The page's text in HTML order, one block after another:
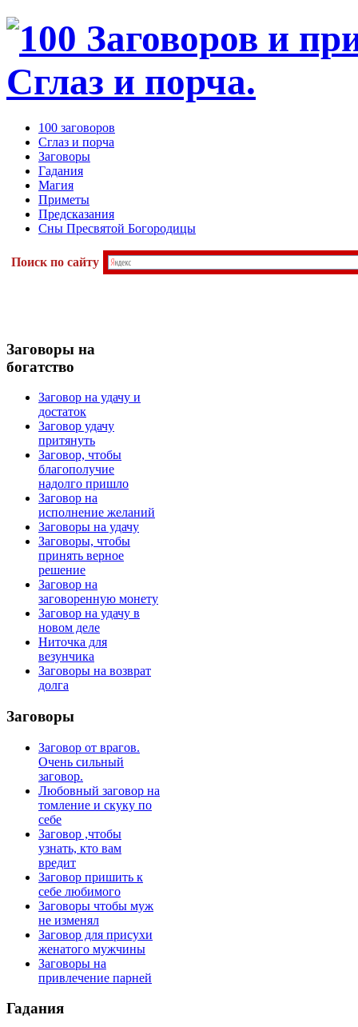
100 заговоров
Сглаз и порча
Заговоры
Гадания
Магия
Приметы
Предсказания
Сны Пресвятой Богородицы
Поиск по сайту
Заговоры на
богатство
Заговор на удачу и
достаток
Заговор удачу
притянуть
Заговор, чтобы
благополучие
надолго пришло
Заговор на
исполнение желаний
Заговоры на удачу
Заговоры, чтобы
принять верное
решение
Заговор на
заговоренную монету
Заговор на удачу в
новом деле
Ниточка для
везунчика
Заговоры на возврат
долга
Заговоры
Заговор от врагов.
Очень сильный
заговор.
Любовный заговор на
томление и скуку по
себе
Заговор ,чтобы
узнать, кто вам
вредит
Заговор пришить к
себе любимого
Заговоры чтобы муж
не изменял
Заговор для присухи
женатого мужчины
Заговоры на
привлечение парней
Гадания